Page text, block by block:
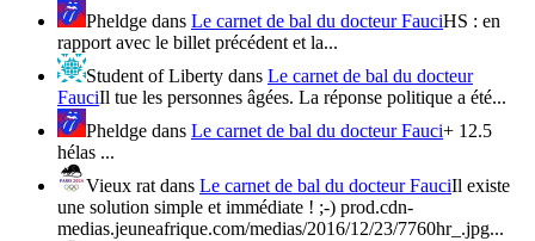
Pheldge dans Le carnet de bal du docteur FauciHS : en
rapport avec le billet précédent et la...
Student of Liberty dans Le carnet de bal du docteur
FauciIl tue les personnes âgées. La réponse politique a été...
Pheldge dans Le carnet de bal du docteur Fauci+ 12.5
hélas ...
Vieux rat dans Le carnet de bal du docteur FauciIl existe
une solution simple et immédiate ! ;-) prod.cdn-
medias.jeuneafrique.com/medias/2016/12/23/7760hr_.jpg...